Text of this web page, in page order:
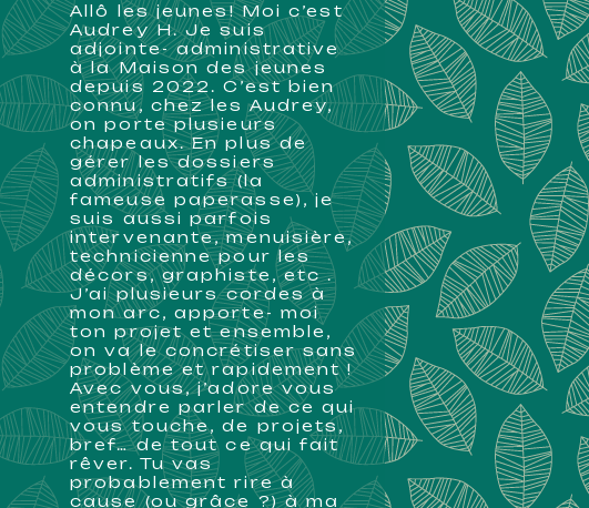
​Allô les jeunes! Moi c’est
Audrey H. Je suis
adjointe- administrative
à la Maison des jeunes
depuis 2022. C’est bien
connu, chez les Audrey,
on porte plusieurs
chapeaux. En plus de
gérer les dossiers
administratifs (la
fameuse paperasse), je
suis aussi parfois
intervenante, menuisière,
technicienne pour les
décors, graphiste, etc .
J’ai plusieurs cordes à
mon arc, apporte- moi
ton projet et ensemble,
on va le concrétiser sans
problème et rapidement !
Avec vous, j’adore vous
entendre parler de ce qui
vous touche, de projets,
bref… de tout ce qui fait
rêver. Tu vas
probablement rire à
cause (ou grâce ?) à ma